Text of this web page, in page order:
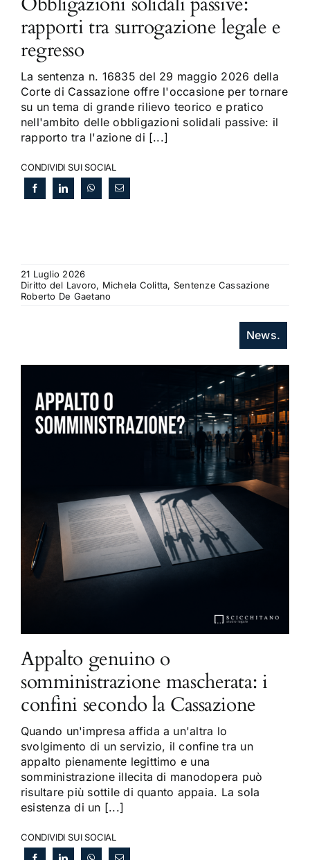
rapporti tra surrogazione legale e
regresso
La sentenza n. 16835 del 29 maggio 2026 della
Corte di Cassazione offre l'occasione per tornare
su un tema di grande rilievo teorico e pratico
nell'ambito delle obbligazioni solidali passive: il
rapporto tra l'azione di [...]
CONDIVIDI SUI SOCIAL
21 Luglio 2026
Diritto del Lavoro, Michela Colitta, Sentenze Cassazione
Roberto De Gaetano
News.
Appalto genuino o
somministrazione mascherata: i
confini secondo la Cassazione
Quando un'impresa affida a un'altra lo
svolgimento di un servizio, il confine tra un
appalto pienamente legittimo e una
somministrazione illecita di manodopera può
risultare più sottile di quanto appaia. La sola
esistenza di un [...]
CONDIVIDI SUI SOCIAL